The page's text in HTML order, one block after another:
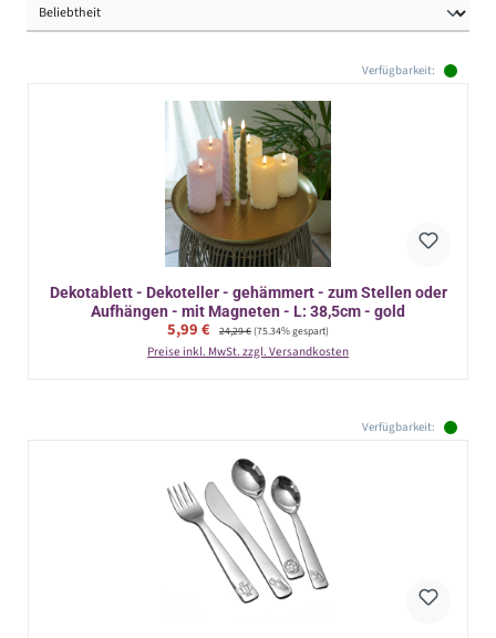
Verfügbarkeit:
Dekotablett - Dekoteller - gehämmert - zum Stellen oder
Aufhängen - mit Magneten - L: 38,5cm - gold
Verkaufspreis:
5,99 € Regulärer Preis:
24,29 €(75.34% gespart)
Preise inkl. MwSt. zzgl. Versandkosten
Verfügbarkeit: